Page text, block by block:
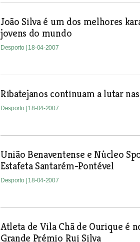
João Silva é um dos melhores
jovens do mundo
Desporto | 18-04-2007
Ribatejanos continuam a lutar
Desporto | 18-04-2007
União Benaventense e Núcleo
Estafeta Santarém-Pontével
Desporto | 18-04-2007
Atleta de Vila Chã de Ourique é
Grande Prémio Rui Silva